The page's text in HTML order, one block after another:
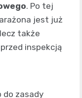
. Po tej
jest już
także
inspekcją
do zasady